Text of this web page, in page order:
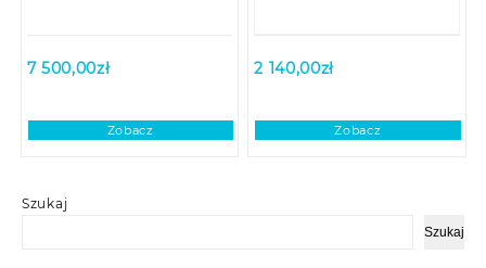
Szukaj
Szukaj
7 500,00zł
Zobacz
2 140,00zł
Zobacz